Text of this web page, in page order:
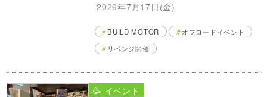
2026年7月17日(金)
BUILD MOTOR
オフロードイベント
リベンジ開催
🥳 イベント